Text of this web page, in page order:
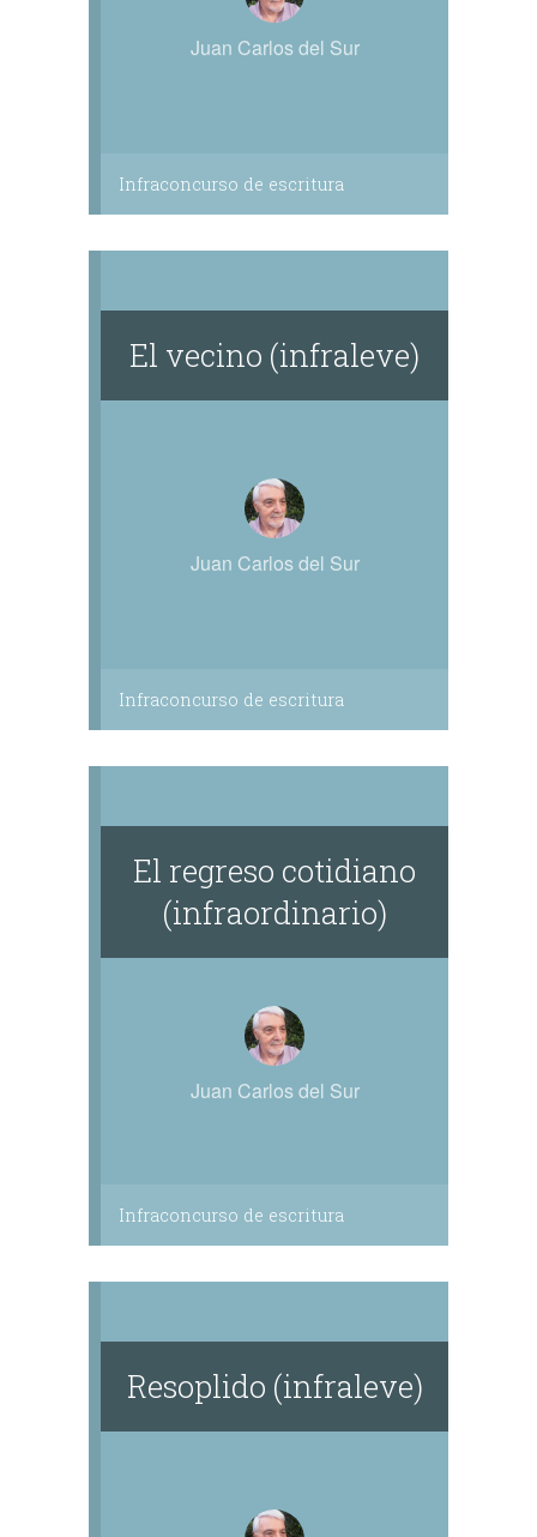
Juan Carlos del Sur
Infraconcurso de escritura
El vecino (infraleve)
Juan Carlos del Sur
Infraconcurso de escritura
El regreso cotidiano
(infraordinario)
Juan Carlos del Sur
Infraconcurso de escritura
Resoplido (infraleve)